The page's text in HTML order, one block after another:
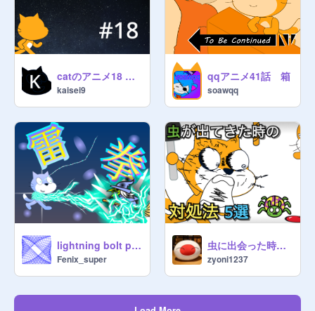
catのアニメ18 流れ星?
kaisei9
qqアニメ41話 箱
soawqq
lightning bolt punch！
Fenix_super
虫に出会った時の対処法 5選
zyoni1237